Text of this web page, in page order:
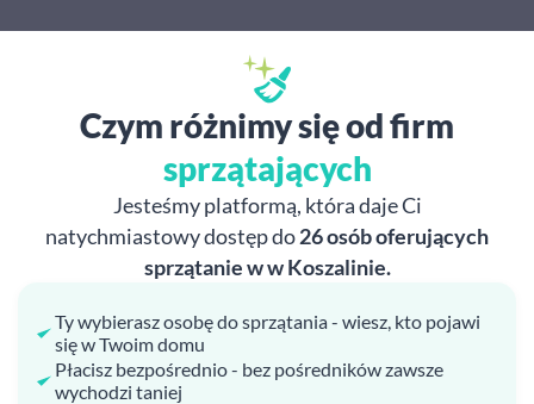
Czym różnimy się od firm
sprzątających
Jesteśmy platformą, która daje Ci
natychmiastowy dostęp do26 osób oferujących
sprzątanie w w Koszalinie.
Ty wybierasz osobę do sprzątania - wiesz, kto pojawi
się w Twoim domu
Płacisz bezpośrednio - bez pośredników zawsze
wychodzi taniej